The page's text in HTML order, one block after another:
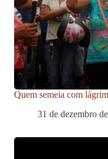
Quem semeia com
31 de dezembro